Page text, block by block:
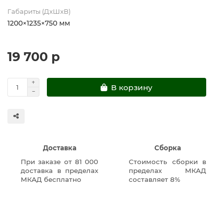
Габариты (ДхШхВ)
1200×1235×750 мм
19 700 р
В корзину
Доставка
При заказе от 81 000
доставка в пределах
МКАД бесплатно
Сборка
Стоимость сборки в
пределах МКАД
составляет 8%